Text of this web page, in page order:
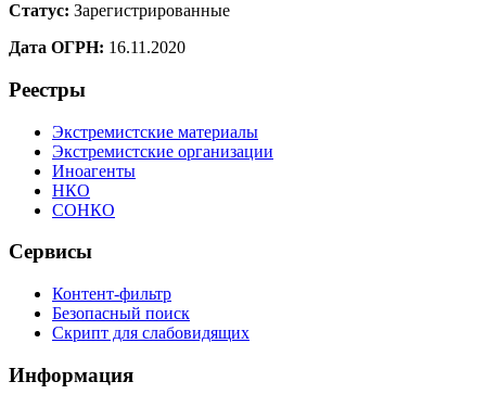
Статус: Зарегистрированные
Дата ОГРН: 16.11.2020
Реестры
Экстремистские материалы
Экстремистские организации
Иноагенты
НКО
СОНКО
Сервисы
Контент-фильтр
Безопасный поиск
Скрипт для слабовидящих
Информация